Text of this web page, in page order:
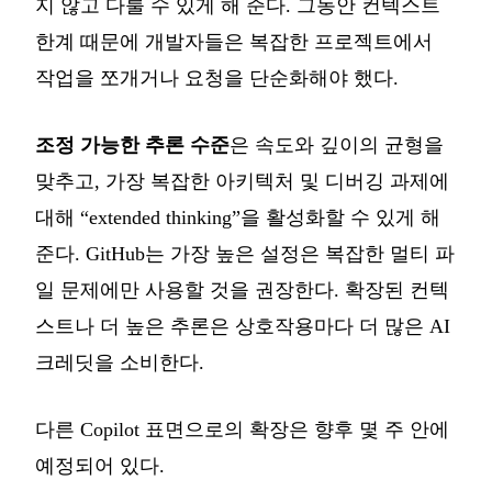
지 않고 다룰 수 있게 해 준다. 그동안 컨텍스트
한계 때문에 개발자들은 복잡한 프로젝트에서
작업을 쪼개거나 요청을 단순화해야 했다.
조정 가능한 추론 수준은 속도와 깊이의 균형을
맞추고, 가장 복잡한 아키텍처 및 디버깅 과제에
대해 “extended thinking”을 활성화할 수 있게 해
준다. GitHub는 가장 높은 설정은 복잡한 멀티 파
일 문제에만 사용할 것을 권장한다. 확장된 컨텍
스트나 더 높은 추론은 상호작용마다 더 많은 AI
크레딧을 소비한다.
다른 Copilot 표면으로의 확장은 향후 몇 주 안에
예정되어 있다.